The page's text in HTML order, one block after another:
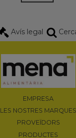
Avís legal
EMPRESA
LES NOSTRES MARQUES
PROVEÏDORS
PRODUCTES